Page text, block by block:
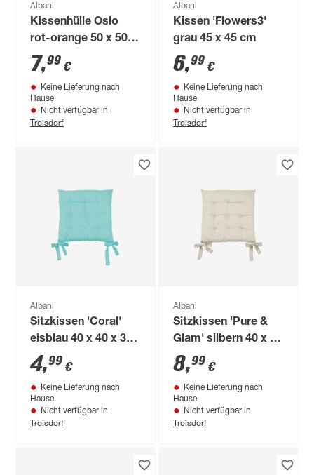
Albani
Kissenhülle Oslo
rot-orange 50 x 50
cm
7,99 €
Keine Lieferung nach
Hause
Nicht verfügbar in
Troisdorf
Albani
Kissen 'Flowers3'
grau 45 x 45 cm
6,99 €
Keine Lieferung nach
Hause
Nicht verfügbar in
Troisdorf
Albani
Sitzkissen 'Coral'
eisblau 40 x 40 x 3
cm
4,99 €
Keine Lieferung nach
Hause
Nicht verfügbar in
Troisdorf
Albani
Sitzkissen 'Pure &
Glam' silbern 40 x 40
x 8 cm
8,99 €
Keine Lieferung nach
Hause
Nicht verfügbar in
Troisdorf